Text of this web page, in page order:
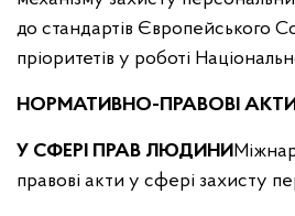
до стандартів Європейського
пріоритетів у роботі
НОРМАТИВНО-ПРАВОВІ
У СФЕРІ ПРАВ ЛЮДИНИ
правові акти у сфері захисту